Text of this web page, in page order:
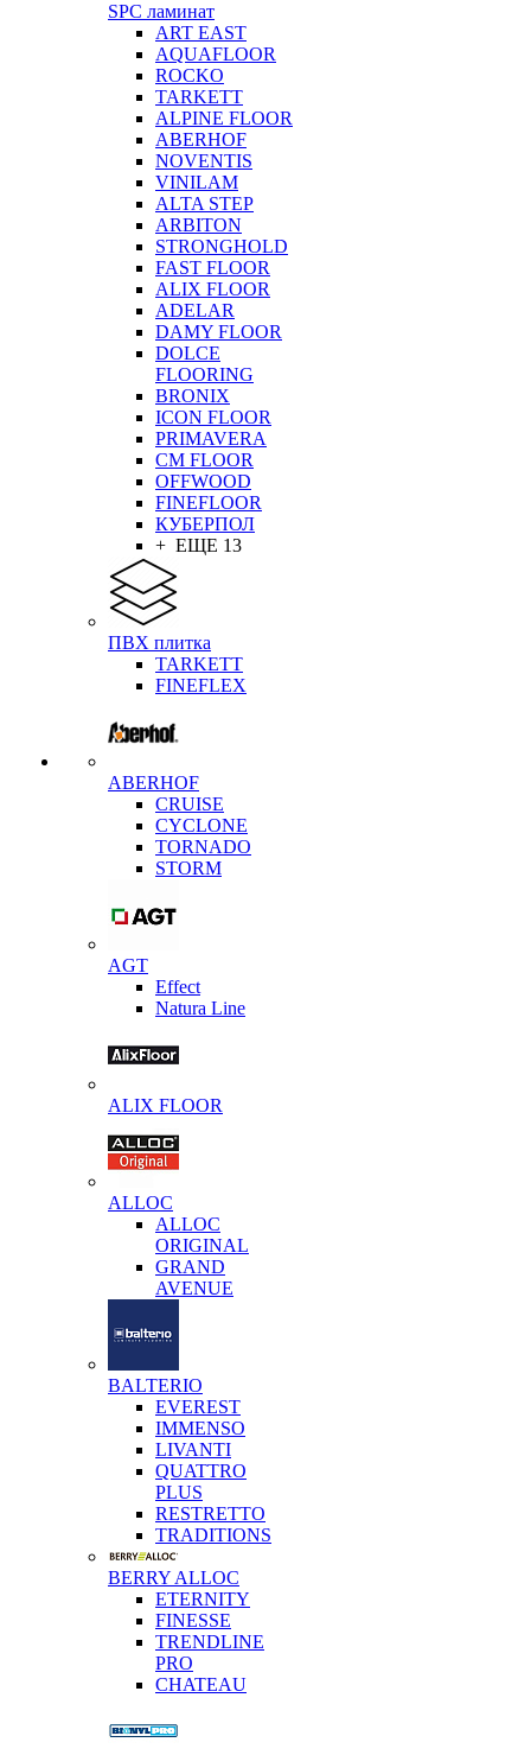
SPC ламинат
ART EAST
AQUAFLOOR
ROCKO
TARKETT
ALPINE FLOOR
ABERHOF
NOVENTIS
VINILAM
ALTA STEP
ARBITON
STRONGHOLD
FAST FLOOR
ALIX FLOOR
ADELAR
DAMY FLOOR
DOLCE
FLOORING
BRONIX
ICON FLOOR
PRIMAVERA
CM FLOOR
OFFWOOD
FINEFLOOR
КУБЕРПОЛ
+ ЕЩЕ 13
ПВХ плитка
TARKETT
FINEFLEX
ABERHOF
CRUISE
CYCLONE
TORNADO
STORM
AGT
Effect
Natura Line
ALIX FLOOR
ALLOC
ALLOC
ORIGINAL
GRAND
AVENUE
BALTERIO
EVEREST
IMMENSO
LIVANTI
QUATTRO
PLUS
RESTRETTO
TRADITIONS
BERRY ALLOC
ETERNITY
FINESSE
TRENDLINE
PRO
CHATEAU